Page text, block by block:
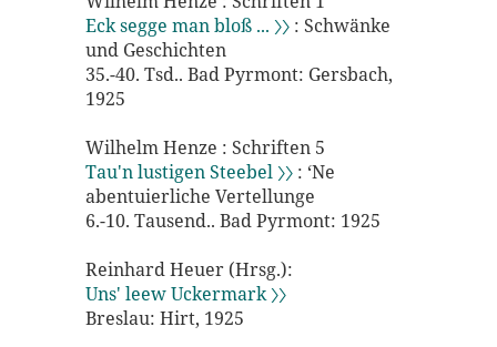
Eck segge man bloß ... 〉〉 : Schwänke
und Geschichten
35.-40. Tsd.. Bad Pyrmont: Gersbach,
1925
Wilhelm Henze : Schriften 5
Tau'n lustigen Steebel 〉〉 : ‘Ne
abentuierliche Vertellunge
6.-10. Tausend.. Bad Pyrmont: 1925
Reinhard Heuer (Hrsg.):
Uns' leew Uckermark 〉〉
Breslau: Hirt, 1925